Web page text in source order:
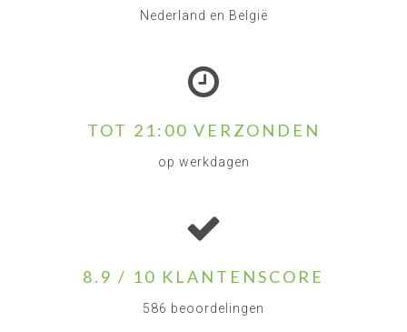
Nederland en België
TOT 21:00 VERZONDEN
op werkdagen
8.9 / 10 KLANTENSCORE
586 beoordelingen